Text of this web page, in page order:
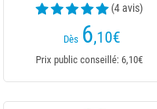
(4 avis)
Dès 6,10€
Prix public conseillé: 6,10€